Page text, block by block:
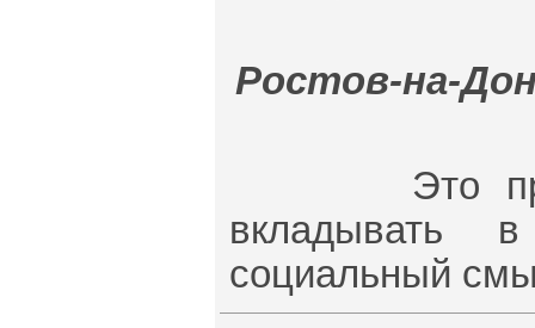
Ростов-на-
Это
вкладывать
социальный